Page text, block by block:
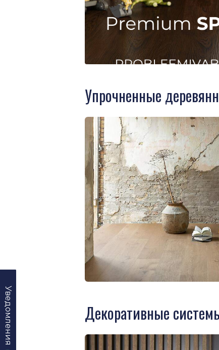
Упрочненные
Декоративные
Уведомления
Уведомления